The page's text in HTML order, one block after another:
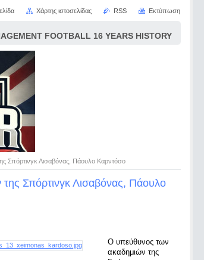
FOOTBALL 16 YEARS HISTORY
Σπόρτινγκ Λισαβόνας, Πάουλο Καρντόσο
Σπόρτινγκ Λισαβόνας, Πάουλο
Ο υπεύθυνος των
ακαδημιών της
Χάρτης ιστοσελίδας RSS Εκτύπωση